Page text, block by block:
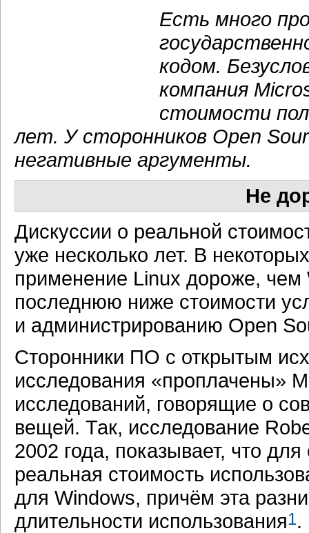
Есть много
кодом.
компания
стоимости
лет. У сторонников Open
негативные аргументы.
Не
Дискуссии о реальной
уже несколько лет. В
применение Linux дороже,
последнюю ниже стоимости
и администрированию Open
Сторонники ПО с открытым
исследования «проплачены»
исследований, говорящие о
вещей. Так, исследование
2002 года, показывает, что
реальная стоимость
для Windows, причём эта
длительности использования1.